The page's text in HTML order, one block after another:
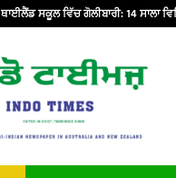
ਥਾਈਲੈਂਡ ਸਕੂਲ ਵਿੱਚ ਗੋਲੀਬਾਰੀ: 14 ਸਾਲਾ